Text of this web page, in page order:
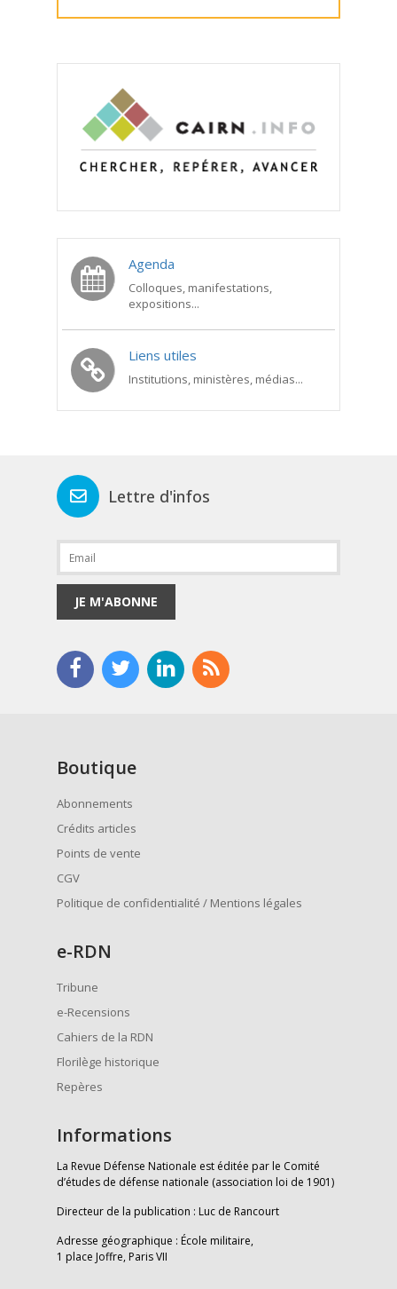
Agenda
Colloques, manifestations,
expositions...
Liens utiles
Institutions, ministères, médias...
Lettre d'infos
JE M'ABONNE
Boutique
Abonnements
Crédits articles
Points de vente
CGV
Politique de confidentialité / Mentions légales
e-RDN
Tribune
e-Recensions
Cahiers de la RDN
Florilège historique
Repères
Informations
La Revue Défense Nationale est éditée par le Comité
d’études de défense nationale (association loi de 1901)
Directeur de la publication : Luc de Rancourt
Adresse géographique : École militaire,
1 place Joffre, Paris VII